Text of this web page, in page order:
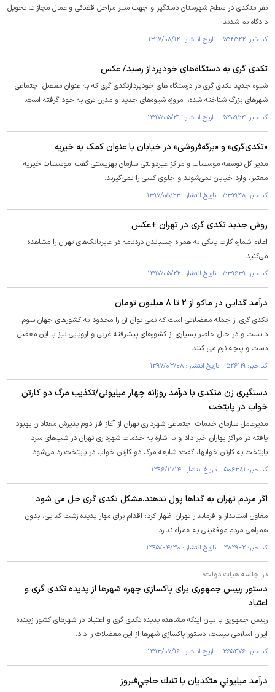
نفر متکدی در سطح شهرستان دستگیر و جهت سیر مراحل قضائی واعمال مجازات تحویل
دادگاه بم شدند.
کد خبر: ۵۵۴۵۲۲ تاریخ انتشار : ۱۳۹۷/۰۸/۱۲
تکدی گری به دستگاه‌های خودپرداز رسید/ عکس
شیوه جدید تکدی گری در درستگاه های خودپردازتکدی گری که به عنوان معضل اجتماعی
شهر‌های بزرگ شناخته شده، امروزه شیوه‌های جدید و مدرن تری به خود گرفته است.
کد خبر: ۵۴۰۹۵۴ تاریخ انتشار : ۱۳۹۷/۰۵/۲۹
«تکدی‌گری» و «برگه‌فروشی» در خیابان با عنوان کمک به خیریه
مدیر کل توسعه موسسات و مراکز غیردولتی سازمان بهزیستی گفت: موسسات خیریه
معتبر، وارد خیابان نمی‌شوند و جلوی کسی را نمی‌گیرند.
کد خبر: ۵۳۹۹۴۸ تاریخ انتشار : ۱۳۹۷/۰۵/۲۳
روش جدید تکدی گری در تهران +عکس
اعلام شماره کارت بانکی به همراه چسباندن دردنامه در عابربانک‌های تهران را مشاهده
می‌کنید.
کد خبر: ۵۳۹۶۳۹ تاریخ انتشار : ۱۳۹۷/۰۵/۲۲
درآمد گدایی در ماکو از ۲ تا ۸ میلیون تومان
تکدی گری از جمله معضلاتی است که نمی توان آن را محدود به کشورهای جهان سوم
دانست و در حال حاضر بسیاری از کشورهای پیشرفته غربی و اروپایی نیز با این معضل
دست و پنجه نرم می کنند.
کد خبر: ۵۲۶۱۱۹ تاریخ انتشار : ۱۳۹۷/۰۳/۰۸
دستگیری زن متکدی با درآمد روزانه چهار میلیونی/تکذیب مرگ دو کارتن
خواب در پایتخت
مدیرعامل سازمان خدمات اجتماعی شهرداری تهران از آغاز فاز دوم پذیرش معتادان بهبود
یافته در مراکز بهاران خبر داد و با اشاره به خدمات شهرداری تهران در شب‌های سرد
پایتخت به کارتن خوابها، گفت: شایعه مرگ دو کارتن خواب در پایتخت رد می‌شود.
کد خبر: ۵۰۶۳۸۱ تاریخ انتشار : ۱۳۹۶/۱۱/۱۴
اگر مردم تهران به گداها پول ندهند،مشکل تکدی گری حل می شود
معاون استاندار و فرماندار تهران اظهار کرد: اقدام برای مهار پدیده زشت گدایی، بدون
همراهی مردم موفقیتی به همراه ندارد.
کد خبر: ۳۸۲۹۰۲ تاریخ انتشار : ۱۳۹۵/۰۴/۳۰
در جلسه هیات دولت؛
دستور رییس جمهوری برای پاکسازی چهره شهرها از پدیده تکدی گری و
اعتیاد
رییس جمهوری با بیان اینکه مشاهده پدیده تکدی گری و اعتیاد در شهرهای کشور زیبنده
ایران اسلامی نیست، دستور پاکسازی شهرها از این معضلات را داد.
کد خبر: ۲۶۵۴۷۶ تاریخ انتشار : ۱۳۹۳/۰۷/۱۶
درآمد ميليوني متكديان با تنبك حاجي‌فيروز